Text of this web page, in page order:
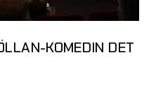
KOMEDIN DET